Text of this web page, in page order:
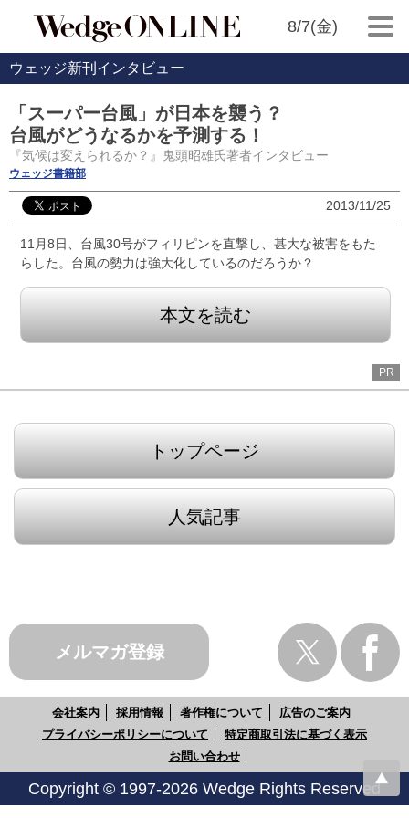
8/7(金)
ウェッジ新刊インタビュー
「スーパー台風」が日本を襲う？
台風がどうなるかを予測する！
『気候は変えられるか？』鬼頭昭雄氏著者インタビュー
ウェッジ書籍部
2013/11/25
11月8日、台風30号がフィリピンを直撃し、甚大な被害をもた
らした。台風の勢力は強大化しているのだろうか？
本文を読む
PR
トップページ
人気記事
メルマガ登録
会社案内 採用情報 著作権について
広告のご案内
プライバシーポリシーについて
特定商取引法に基づく表示
お問い合わせ
Copyright © 1997-2026 Wedge Rights Reserved